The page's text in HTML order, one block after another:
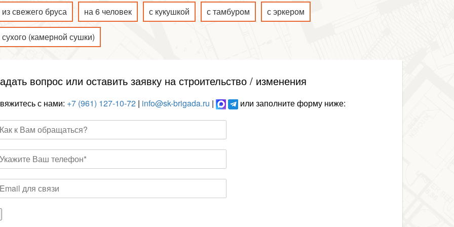
из свежего бруса на 6 человек с кукушкой с тамбуром с эркером
сухого (камерной сушки)
вопрос или оставить заявку на строительство / изменения
с нами: +7 (961) 127-10-72| info@sk-brigada.ru | или заполните форму ниже: